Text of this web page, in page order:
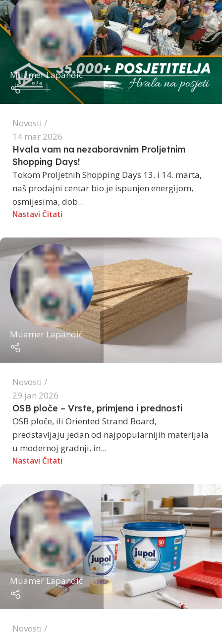
Muamer Lapandić
Novosti
14 mar 2026
Hvala vam na nezaboravnim Proljetnim
Shopping Days!
Tokom Proljetnih Shopping Days 13. i 14. marta,
naš prodajni centar bio je ispunjen energijom,
osmijesima, dob...
Nastavi Čitati
Muamer Lapandić
Novosti
29 jan 2026
OSB ploče – Vrste, primjena i prednosti
OSB ploče, ili Oriented Strand Board,
predstavljaju jedan od najpopularnijih materijala
u modernoj gradnji, in...
Nastavi Čitati
Muamer Lapandić
Novosti